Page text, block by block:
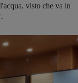
visto che va in